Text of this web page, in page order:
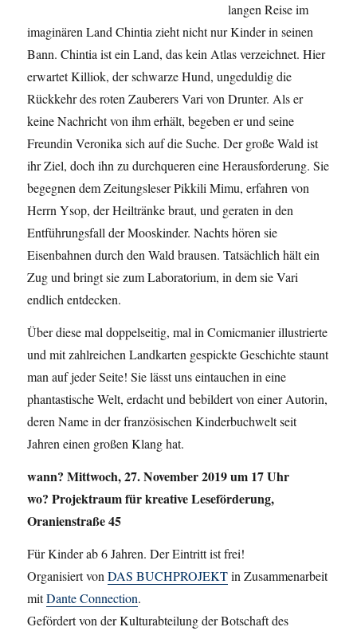
langen Reise im
imaginären Land Chintia zieht nicht nur Kinder in seinen
Bann. Chintia ist ein Land, das kein Atlas verzeichnet. Hier
erwartet Killiok, der schwarze Hund, ungeduldig die
Rückkehr des roten Zauberers Vari von Drunter. Als er
keine Nachricht von ihm erhält, begeben er und seine
Freundin Veronika sich auf die Suche. Der große Wald ist
ihr Ziel, doch ihn zu durchqueren eine Herausforderung. Sie
begegnen dem Zeitungsleser Pikkili Mimu, erfahren von
Herrn Ysop, der Heiltränke braut, und geraten in den
Entführungsfall der Mooskinder. Nachts hören sie
Eisenbahnen durch den Wald brausen. Tatsächlich hält ein
Zug und bringt sie zum Laboratorium, in dem sie Vari
endlich entdecken.
Über diese mal doppelseitig, mal in Comicmanier illustrierte
und mit zahlreichen Landkarten gespickte Geschichte staunt
man auf jeder Seite! Sie lässt uns eintauchen in eine
phantastische Welt, erdacht und bebildert von einer Autorin,
deren Name in der französischen Kinderbuchwelt seit
Jahren einen großen Klang hat.
wann? Mittwoch, 27. November 2019 um 17 Uhr
wo? Projektraum für kreative Leseförderung,
Oranienstraße 45
Für Kinder ab 6 Jahren. Der Eintritt ist frei!
Organisiert vonDAS BUCHPROJEKTin Zusammenarbeit
mitDante Connection.
Gefördert von der Kulturabteilung derBotschaft des